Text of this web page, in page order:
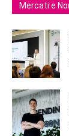
Mercati e